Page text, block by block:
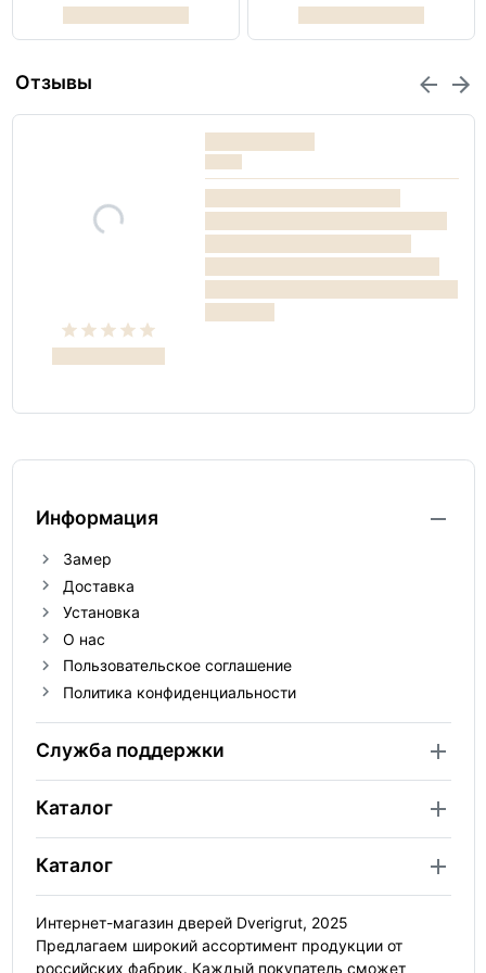
Отзывы
Информация
Замер
Доставка
Установка
О нас
Пользовательское соглашение
Политика конфиденциальности
Служба поддержки
Каталог
Каталог
Интернет-магазин дверей Dverigrut, 2025
Предлагаем широкий ассортимент продукции от
российских фабрик. Каждый покупатель сможет